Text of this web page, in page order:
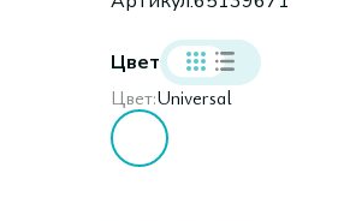
Цвет
Цвет:Universal